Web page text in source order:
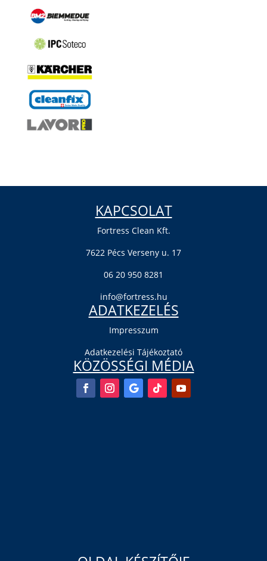
KAPCSOLAT
Fortress Clean Kft.
7622 Pécs Verseny u. 17
06 20 950 8281
info@fortress.hu
ADATKEZELÉS
Impresszum
Adatkezelési Tájékoztató
KÖZÖSSÉGI MÉDIA